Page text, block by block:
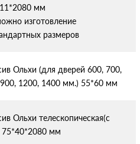
мм
изготовление
размеров
Ольхи (для дверей 600, 700,
1200, 1400 мм.) 55*60 мм
Ольхи телескопическая(с
75*40*2080 мм